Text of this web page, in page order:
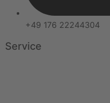
+49 176 22244304
Service